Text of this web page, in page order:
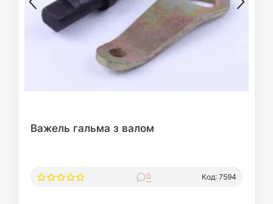
Важель гальма з валом
0 Код: 7594